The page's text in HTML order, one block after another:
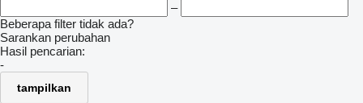
–
Beberapa filter tidak ada?
Sarankan perubahan
Hasil pencarian:
-
tampilkan